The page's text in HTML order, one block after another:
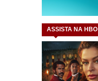
ASSISTA NA HBO